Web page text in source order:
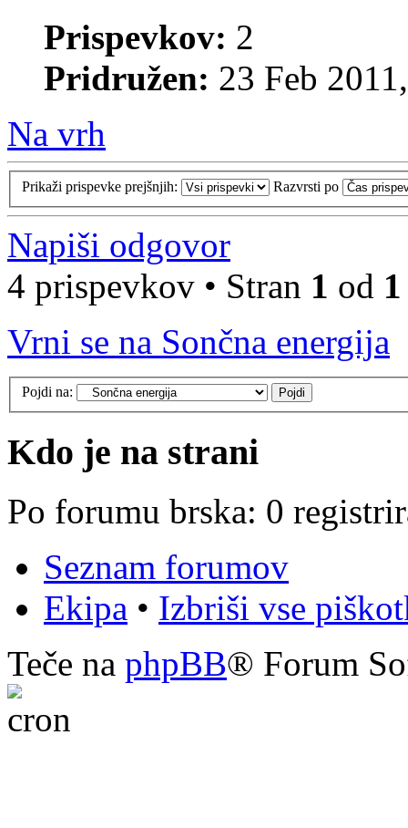
Prispevkov: 2
Pridružen: 23 Feb
Na vrh
Prikaži prispevke prejšnjih: Razvrsti po
Napiši odgovor
4 prispevkov • Stran 1 od 1
Vrni se na Sončna energija
Pojdi na:
Kdo je na strani
Po forumu brska: 0
Seznam forumov
Ekipa • Izbriši vse
Teče na phpBB® Forum